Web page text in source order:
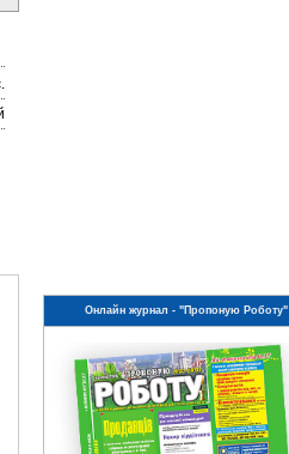
Онлайн журнал - "Пропоную Роботу"